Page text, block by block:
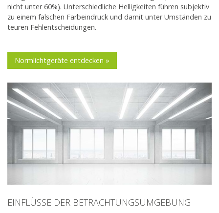
nicht unter 60%). Unterschiedliche Helligkeiten führen subjektiv
zu einem falschen Farbeindruck und damit unter Umständen zu
teuren Fehlentscheidungen.
Normlichtgeräte entdecken »
EINFLÜSSE DER BETRACHTUNGSUMGEBUNG